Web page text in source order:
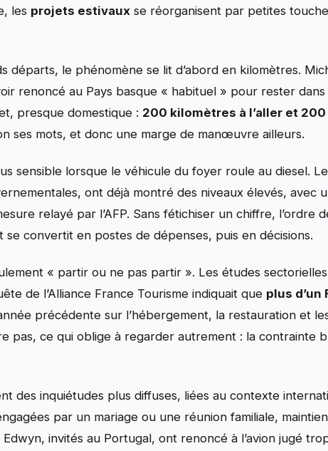
les projets estivaux se réorganisent par petites
départs, le phénomène se lit d’abord en kilomètres.
renoncé au Pays basque « habituel » pour rester dans
presque domestique : 200 kilomètres à l’aller et
ses mots, et donc une marge de manœuvre ailleurs.
sensible lorsque le véhicule du foyer roule au diesel.
ont déjà montré des niveaux élevés, avec
relayé par l’AFP. Sans fétichiser un chiffre,
se convertit en postes de dépenses, puis en décisions.
« partir ou ne pas partir ». Les études
de l’Alliance France Tourisme indiquait que plus d’un
précédente sur l’hébergement, la restauration et
pas, ce qui oblige à regarder autrement : la contrainte
des inquiétudes plus diffuses, liées au contexte
par un mariage ou une réunion familiale,
invités au Portugal, ont renoncé à l’avion jugé